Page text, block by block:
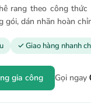
rang theo công
gói, dán nhãn hoàn
✓ Giao hàng nhanh
gia công Gọi ngay